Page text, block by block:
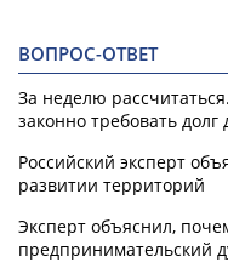
ВОПРОС-ОТВЕТ
За неделю
законно требовать долг
Российский эксперт
развитии территорий
Эксперт объяснил,
предпринимательский